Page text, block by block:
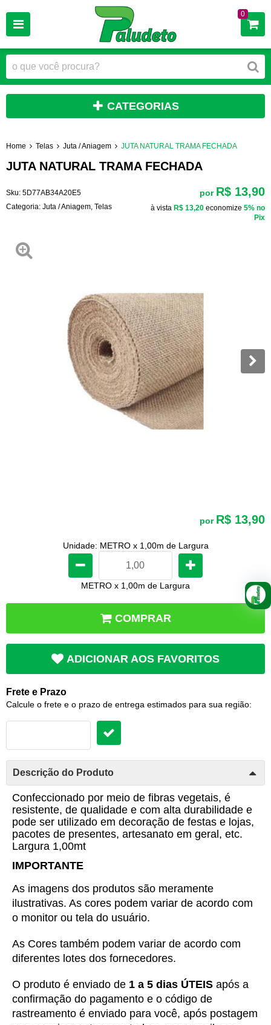
0
CATEGORIAS
Home Telas Juta / Aniagem JUTA NATURAL TRAMA FECHADA
JUTA NATURAL TRAMA FECHADA
Sku: 5D77AB34A20E5
Categoria: Juta / Aniagem Telas
por R$ 13,90
à vista R$ 13,20 economize 5% no
Pix
por R$ 13,90
Unidade: METRO x 1,00m de Largura
METRO x 1,00m de Largura
COMPRAR
ADICIONAR AOS FAVORITOS
Frete e Prazo
Calcule o frete e o prazo de entrega estimados para sua região:
Descrição do Produto
Confeccionado por meio de fibras vegetais, é
resistente, de qualidade e com alta durabilidade e
pode ser utilizado em decoração de festas e lojas,
pacotes de presentes, artesanato em geral, etc.
Largura 1,00mt
IMPORTANTE
As imagens dos produtos são meramente
ilustrativas. As cores podem variar de acordo com
o monitor ou tela do usuário.
As Cores também podem variar de acordo com
diferentes lotes dos fornecedores.
O produto é enviado de 1 a 5 dias ÚTEIS após a
confirmação do pagamento e o código de
rastreamento é enviado para você, após postagem